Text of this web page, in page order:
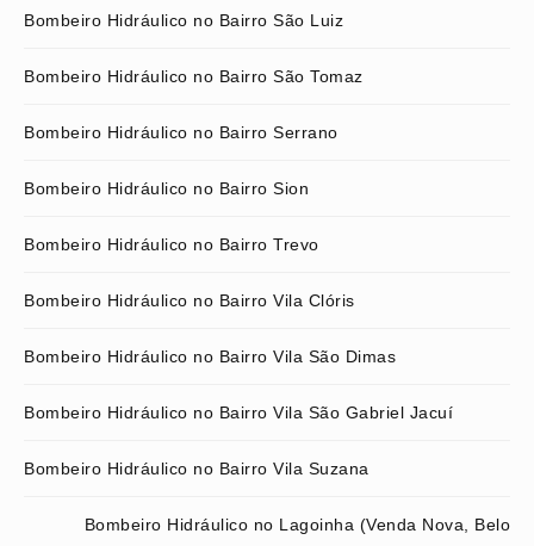
Bombeiro Hidráulico no Bairro São Luiz
Bombeiro Hidráulico no Bairro São Tomaz
Bombeiro Hidráulico no Bairro Serrano
Bombeiro Hidráulico no Bairro Sion
Bombeiro Hidráulico no Bairro Trevo
Bombeiro Hidráulico no Bairro Vila Clóris
Bombeiro Hidráulico no Bairro Vila São Dimas
Bombeiro Hidráulico no Bairro Vila São Gabriel Jacuí
Bombeiro Hidráulico no Bairro Vila Suzana
Bombeiro Hidráulico no Lagoinha (Venda Nova, Belo